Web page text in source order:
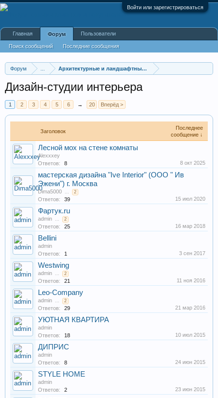
Войти или зарегистрироваться
Форум Архитектурные и ландшафтные организации
Дизайн-студии интерьера
1 2 3 4 5 6 → 20 Вперёд >
Заголовок
Последнее
сообщение ↓
Лесной мох на стене комнаты
Alexxxey
Ответов:
8 8 окт 2025
мастерская дизайна "Ive Interior" (ООО " Ив
Эжени") г. Москва
Dima5000 ... 2
Ответов: 39 15 июл 2020
Фартук.ru
admin ... 2
Ответов: 25 16 мар 2018
Bellini
admin
Ответов:
1 3 сен 2017
Westwing
admin ... 2
Ответов: 21 11 ноя 2016
Leo-Company
admin ... 2
Ответов: 29 21 мар 2016
УЮТНАЯ КВАРТИРА
admin
Ответов:
18 10 июл 2015
ДИПРИС
admin
Ответов:
8 24 июн 2015
STYLE HOME
admin
Ответов:
2 23 июн 2015
Главная Форум
Поиск сообщений Последние сообщения
Пользователи